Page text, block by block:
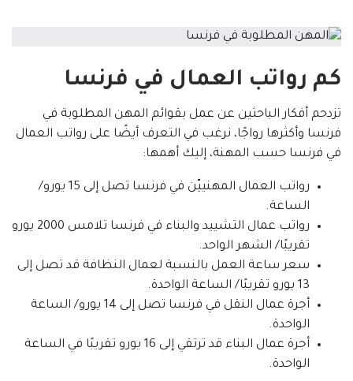
كم رواتب العمال في فرنسا
تزدحم أفكار الباحثين عن عمل بقوائم المهن المطلوبة في
فرنسا وأكثرها رواجًا، نرغب في التعرف أيضًا على رواتب العمال
في فرنسا حسب المهنة، إليك أهمها:
رواتب العمال المهنييّن في فرنسا تصل إلى 15 يورو/
الساعة.
رواتب عمال التشييد والبناء في فرنسا تلامس 2000 يورو
تقريبًا/ الشهر الواحد.
سعر ساعة العمل بالنسبة لعمال النظافة قد تصل إلى
13 يورو تقريبًا/ الساعة الواحدة.
أجرة عمال النقل في فرنسا تصل إلى 14 يورو/ الساعة
الواحدة.
أجرة عمال البناء قد ترتقي إلى 16 يورو تقريبًا في الساعة
الواحدة.